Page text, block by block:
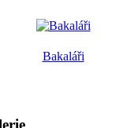
Bakaláři